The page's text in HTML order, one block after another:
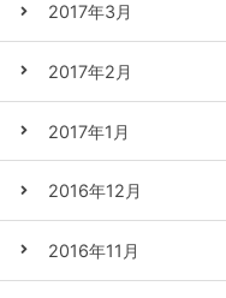
2017年3月
2017年2月
2017年1月
2016年12月
2016年11月